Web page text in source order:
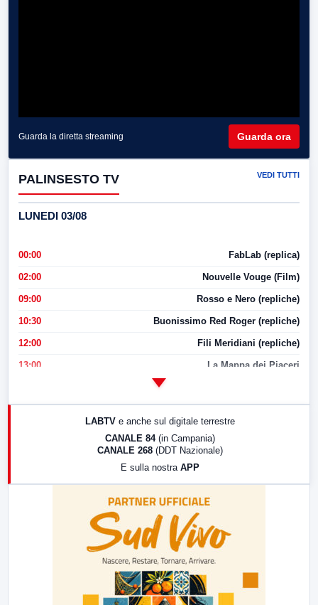
Guarda la diretta streaming Guarda ora
PALINSESTO TV VEDI TUTTI
LUNEDI 03/08
00:00 FabLab (replica)
02:00 Nouvelle Vouge (Film)
09:00 Rosso e Nero (repliche)
10:30 Buonissimo Red Roger (repliche)
12:00 Fili Meridiani (repliche)
13:00 La Mappa dei Piaceri
17:00 LabNews (replica)
LABTV e anche sul digitale terrestre
CANALE 84 (in Campania)
CANALE 268 (DDT Nazionale)
E sulla nostra APP